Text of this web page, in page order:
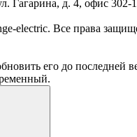
Гагарина, д. 4, офис 302-
electric. Все права
его до последней